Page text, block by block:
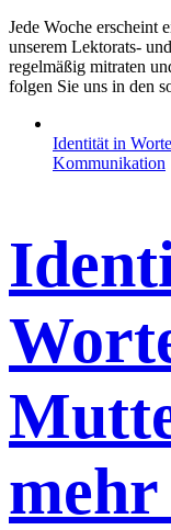
Jede Woche erscheint
unserem Lektorats-
regelmäßig mitraten
folgen Sie uns in den
Identität in
Kommunikation
mehr